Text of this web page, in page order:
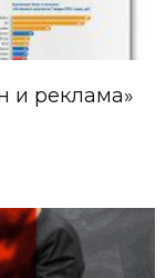
и реклама»